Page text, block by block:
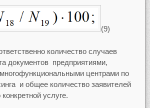
(9)
количество случаев
документов предприятиями,
центрами по
и общее количество заявителей
услуге.